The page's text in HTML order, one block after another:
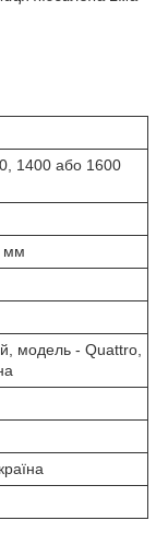
1400 або 1600
мм
модель - Quattro,